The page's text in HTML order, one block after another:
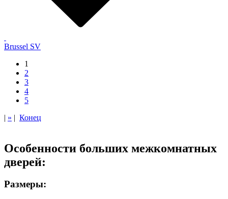
Brussel SV
1
2
3
4
5
| » | Конец
Особенности больших межкомнатных
дверей:
Размеры: